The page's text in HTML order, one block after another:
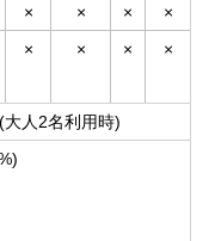
× × ×
×
× × × ×
人2名利用時)